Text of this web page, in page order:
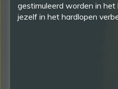
gestimuleerd worden in
jezelf in het hardlopen